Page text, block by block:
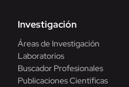
Investigación
Áreas de Investigación
Laboratorios
Buscador Profesionales
Publicaciones Científicas